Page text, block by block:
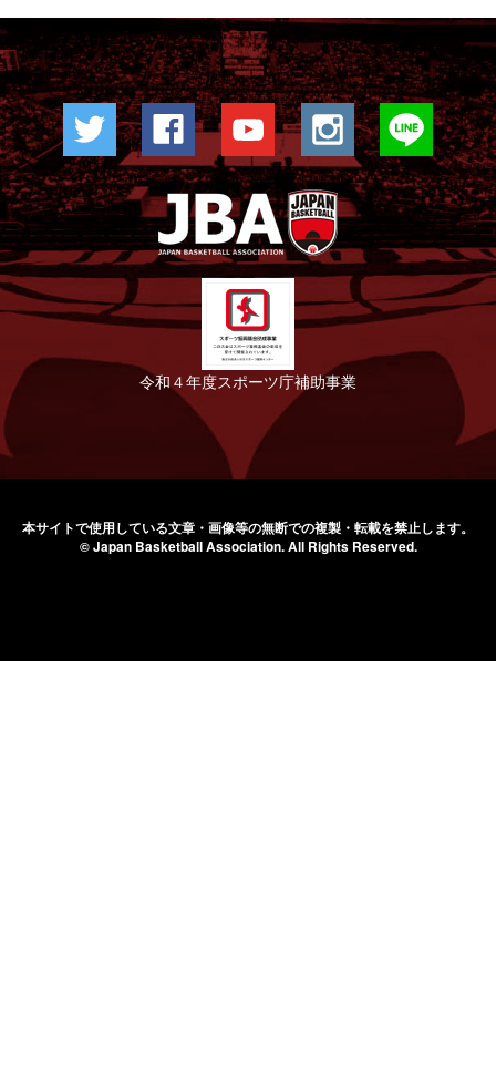
令和４年度スポーツ庁補助事業
本サイトで使用している文章・画像等の無断での複製・転載を禁止します。
© Japan Basketball Association.All Rights Reserved.